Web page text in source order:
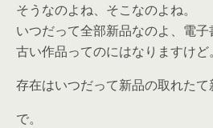
そうなのよね、そこなのよね。
いつだって全部新品なのよ、電子
古い作品ってのにはなりますけど。
存在はいつだって新品の取れた
で。